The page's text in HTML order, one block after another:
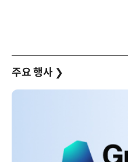
주요 행사 ❯